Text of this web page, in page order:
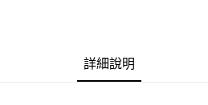
詳細說明